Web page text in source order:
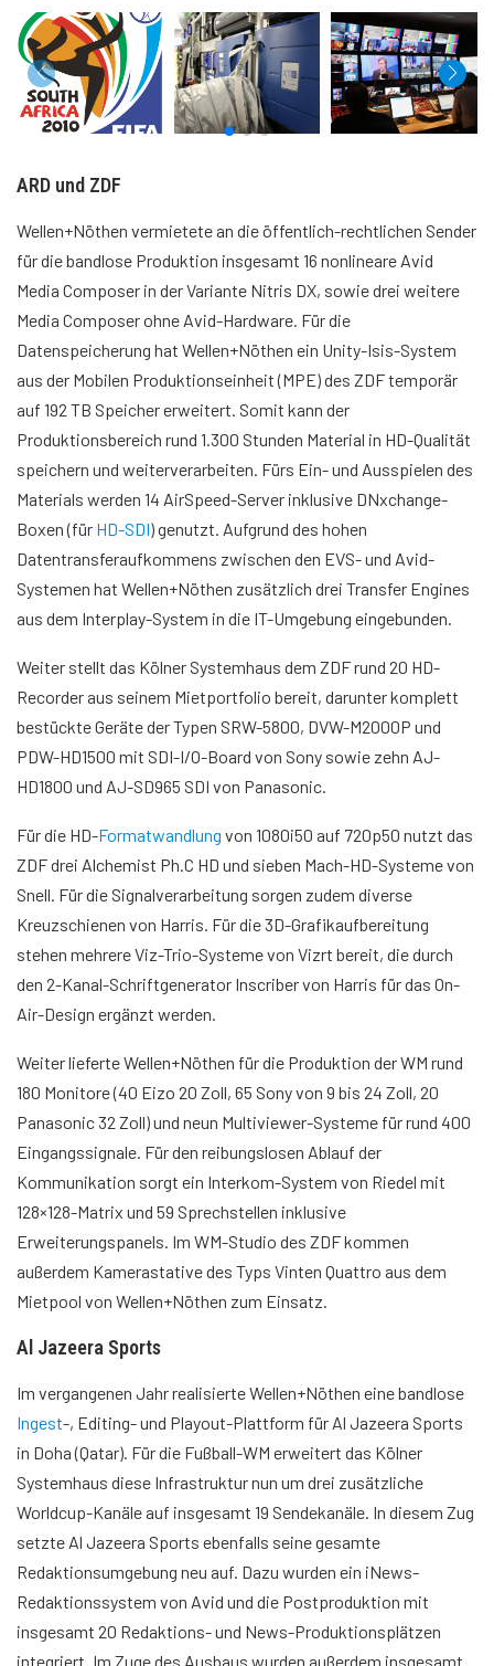
ARD und ZDF
Wellen+Nöthen vermietete an die öffentlich-rechtlichen Sender
für die bandlose Produktion insgesamt 16 nonlineare Avid
Media Composer in der Variante Nitris DX, sowie drei weitere
Media Composer ohne Avid-Hardware. Für die
Datenspeicherung hat Wellen+Nöthen ein Unity-Isis-System
aus der Mobilen Produktionseinheit (MPE) des ZDF temporär
auf 192 TB Speicher erweitert. Somit kann der
Produktionsbereich rund 1.300 Stunden Material in HD-Qualität
speichern und weiterverarbeiten. Fürs Ein- und Ausspielen des
Materials werden 14 AirSpeed-Server inklusive DNxchange-
Boxen (für HD-SDI) genutzt. Aufgrund des hohen
Datentransferaufkommens zwischen den EVS- und Avid-
Systemen hat Wellen+Nöthen zusätzlich drei Transfer Engines
aus dem Interplay-System in die IT-Umgebung eingebunden.
Weiter stellt das Kölner Systemhaus dem ZDF rund 20 HD-
Recorder aus seinem Mietportfolio bereit, darunter komplett
bestückte Geräte der Typen SRW-5800, DVW-M2000P und
PDW-HD1500 mit SDI-I/O-Board von Sony sowie zehn AJ-
HD1800 und AJ-SD965 SDI von Panasonic.
Für die HD-Formatwandlung von 1080i50 auf 720p50 nutzt das
ZDF drei Alchemist Ph.C HD und sieben Mach-HD-Systeme von
Snell. Für die Signalverarbeitung sorgen zudem diverse
Kreuzschienen von Harris. Für die 3D-Grafikaufbereitung
stehen mehrere Viz-Trio-Systeme von Vizrt bereit, die durch
den 2-Kanal-Schriftgenerator Inscriber von Harris für das On-
Air-Design ergänzt werden.
Weiter lieferte Wellen+Nöthen für die Produktion der WM rund
180 Monitore (40 Eizo 20 Zoll, 65 Sony von 9 bis 24 Zoll, 20
Panasonic 32 Zoll) und neun Multiviewer-Systeme für rund 400
Eingangssignale. Für den reibungslosen Ablauf der
Kommunikation sorgt ein Interkom-System von Riedel mit
128×128-Matrix und 59 Sprechstellen inklusive
Erweiterungspanels. Im WM-Studio des ZDF kommen
außerdem Kamerastative des Typs Vinten Quattro aus dem
Mietpool von Wellen+Nöthen zum Einsatz.
Al Jazeera Sports
Im vergangenen Jahr realisierte Wellen+Nöthen eine bandlose
Ingest-, Editing- und Playout-Plattform für Al Jazeera Sports
in Doha (Qatar). Für die Fußball-WM erweitert das Kölner
Systemhaus diese Infrastruktur nun um drei zusätzliche
Worldcup-Kanäle auf insgesamt 19 Sendekanäle. In diesem Zug
setzte Al Jazeera Sports ebenfalls seine gesamte
Redaktionsumgebung neu auf. Dazu wurden ein iNews-
Redaktionssystem von Avid und die Postproduktion mit
insgesamt 20 Redaktions- und News-Produktionsplätzen
integriert. Im Zuge des Ausbaus wurden außerdem insgesamt